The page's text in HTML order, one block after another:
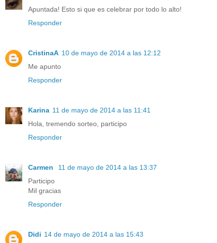
Apuntada! Esto si que es celebrar por todo lo alto!
Responder
CristinaA 10 de mayo de 2014 a las 12:12
Me apunto
Responder
Karina 11 de mayo de 2014 a las 11:41
Hola, tremendo sorteo, participo
Responder
Carmen
11 de mayo de 2014 a las 13:37
Participo
Mil gracias
Responder
Didi 14 de mayo de 2014 a las 15:43